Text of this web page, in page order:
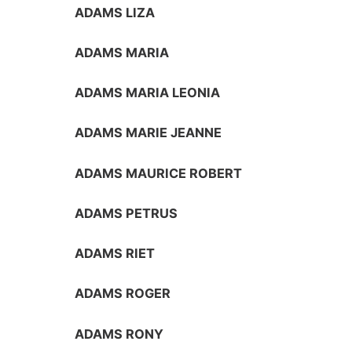
ADAMS LIZA
ADAMS MARIA
ADAMS MARIA LEONIA
ADAMS MARIE JEANNE
ADAMS MAURICE ROBERT
ADAMS PETRUS
ADAMS RIET
ADAMS ROGER
ADAMS RONY